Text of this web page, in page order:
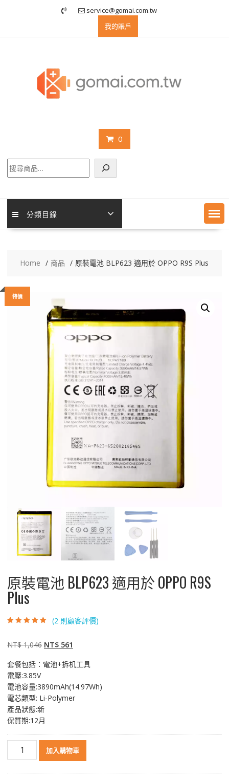
service@gomai.com.tw
我的賬戶
0
尋
分類目錄
Home 商品 原裝電池 BLP623 適用於 OPPO R9S Plus
特價
原裝電池 BLP623 適用於 OPPO R9S
Plus
行評分
(2 則顧客評價)
NT$1,046 原
價
NT$ 1,046。
NT$561
價
NT$ 561。
套餐包括：電池+拆机工具
電壓:3.85V
電池容量:3890mAh(14.97Wh)
電芯類型: Li-Polymer
產品狀態:新
保質期:12月
加入購物車